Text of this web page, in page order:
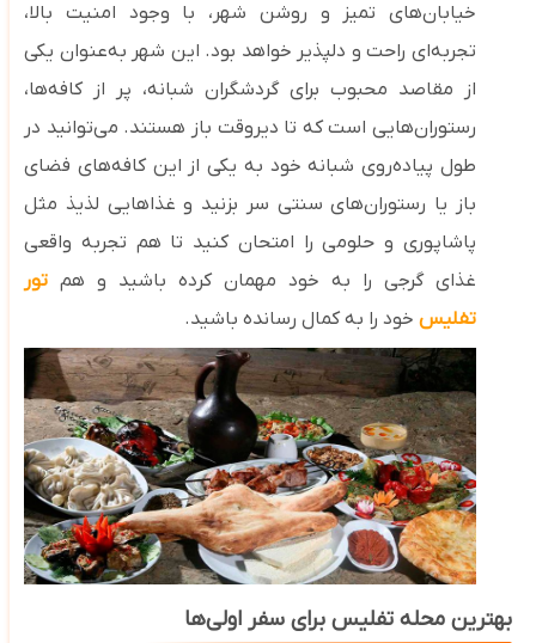
خیابان‌های تمیز و روشن شهر، با وجود امنیت بالا،
تجربه‌ای راحت و دلپذیر خواهد بود. این شهر به‌عنوان یکی
از مقاصد محبوب برای گردشگران شبانه، پر از کافه‌ها،
رستوران‌هایی است که تا دیروقت باز هستند. می‌توانید در
طول پیاده‌روی شبانه خود به یکی از این کافه‌های فضای
باز یا رستوران‌های سنتی سر بزنید و غذاهایی لذیذ مثل
پاشاپوری و حلومی را امتحان کنید تا هم تجربه واقعی
غذای گرجی را به خود مهمان کرده باشید و هم
تور
تفلیس خود را به کمال رسانده باشید.
بهترین محله تفلیس برای سفر اولی‌ها